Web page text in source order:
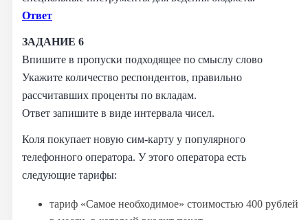
Ответ
ЗАДАНИЕ 6
Впишите в пропуски подходящее по смыслу слово
Укажите количество респондентов, правильно
рассчитавших проценты по вкладам.
Ответ запишите в виде интервала чисел.
Коля покупает новую сим-карту у популярного
телефонного оператора. У этого оператора есть
следующие тарифы:
тариф «Самое необходимое» стоимостью 400 рублей